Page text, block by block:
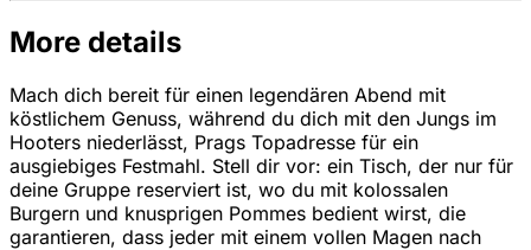
More details
Mach dich bereit für einen legendären Abend mit
köstlichem Genuss, während du dich mit den Jungs im
Hooters niederlässt, Prags Topadresse für ein
ausgiebiges Festmahl. Stell dir vor: ein Tisch, der nur für
deine Gruppe reserviert ist, wo du mit kolossalen
Burgern und knusprigen Pommes bedient wirst, die
garantieren, dass jeder mit einem vollen Magen nach